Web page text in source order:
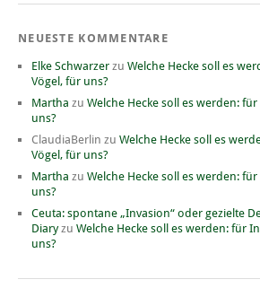
NEUESTE KOMMENTARE
Elke Schwarzer zu Welche Hecke soll es
Vögel, für uns?
Martha zu Welche Hecke soll es werden:
uns?
ClaudiaBerlin zu Welche Hecke soll es
Vögel, für uns?
Martha zu Welche Hecke soll es werden:
uns?
Ceuta: spontane „Invasion“ oder gezielte
Diaryzu Welche Hecke soll es werden: für
uns?